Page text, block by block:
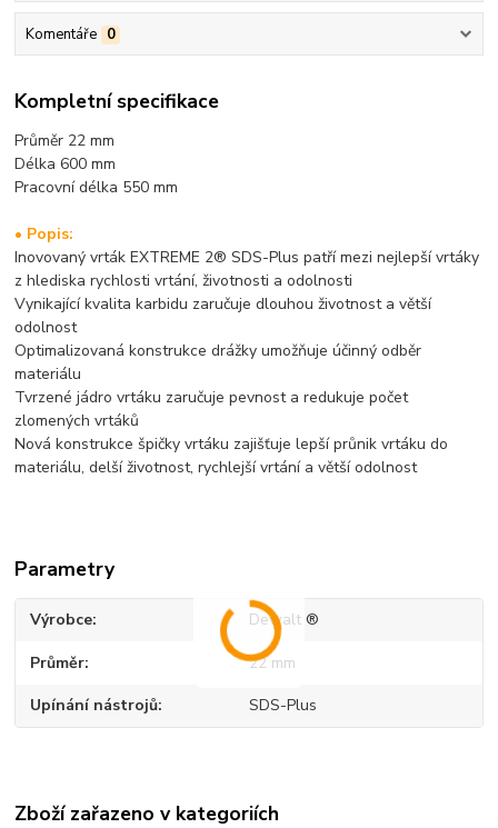
Komentáře 0
Kompletní specifikace
Průměr 22 mm
Délka 600 mm
Pracovní délka 550 mm
• Popis:
Inovovaný vrták EXTREME 2® SDS-Plus patří mezi nejlepší vrtáky
z hlediska rychlosti vrtání, životnosti a odolnosti
Vynikající kvalita karbidu zaručuje dlouhou životnost a větší
odolnost
Optimalizovaná konstrukce drážky umožňuje účinný odběr
materiálu
Tvrzené jádro vrtáku zaručuje pevnost a redukuje počet
zlomených vrtáků
Nová konstrukce špičky vrtáku zajišťuje lepší průnik vrtáku do
materiálu, delší životnost, rychlejší vrtání a větší odolnost
Parametry
Výrobce Dewalt ®
Průměr 22 mm
Upínání nástrojů SDS-Plus
Zboží zařazeno v kategoriích